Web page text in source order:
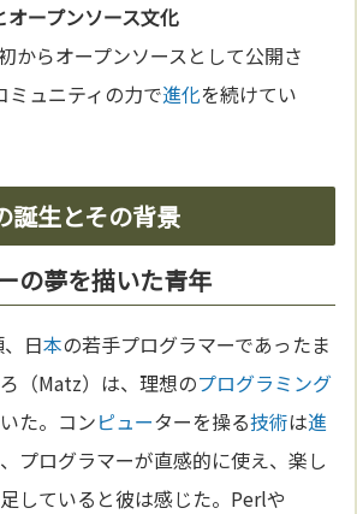
オープンソース文化
からオープンソースとして公開さ
ミュニティの力で進化を続けてい
誕生とその背景
の夢を描いた青年
日本の若手プログラマーであったま
（Matz）は、理想のプログラミング
た。コンピューターを操る技術は進
プログラマーが直感的に使え、楽し
していると彼は感じた。Perlや